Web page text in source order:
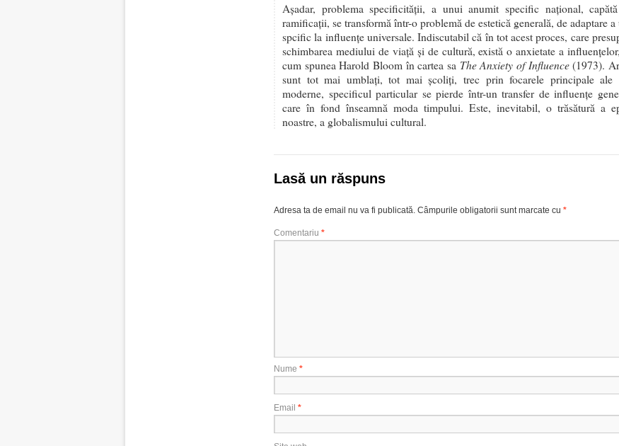
Așadar, problema specificității, a unui anumit specific național,
ramificații, se transformă într-o problemă de estetică generală, de adaptare
spcific la influențe universale. Indiscutabil că în tot acest proces, care
schimbarea mediului de viață și de cultură, există o anxietate a
cum spunea Harold Bloom în cartea sa The Anxiety of Influence(1973).
sunt tot mai umblați, tot mai școliți, trec prin focarele principale ale
moderne, specificul particular se pierde într-un transfer de influențe
care în fond înseamnă moda timpului. Este, inevitabil, o trăsătură a
noastre, a globalismului cultural.
Lasă un răspuns
Adresa ta de email nu va fi publicată. Câmpurile obligatorii sunt marcate cu *
Comentariu *
Nume *
Email *